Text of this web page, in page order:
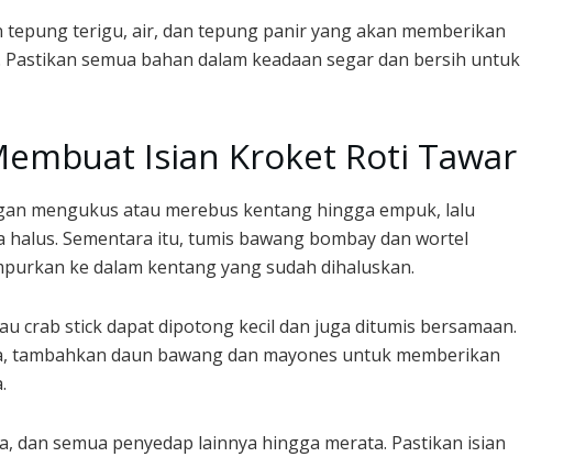
terigu, air, dan tepung panir yang akan memberikan
semua bahan dalam keadaan segar dan bersih untuk
Isian Kroket Roti Tawar
mengukus atau merebus kentang hingga empuk, lalu
Sementara itu, tumis bawang bombay dan wortel
ke dalam kentang yang sudah dihaluskan.
crab stick dapat dipotong kecil dan juga ditumis bersamaan.
tambahkan daun bawang dan mayones untuk memberikan
dan semua penyedap lainnya hingga merata. Pastikan isian